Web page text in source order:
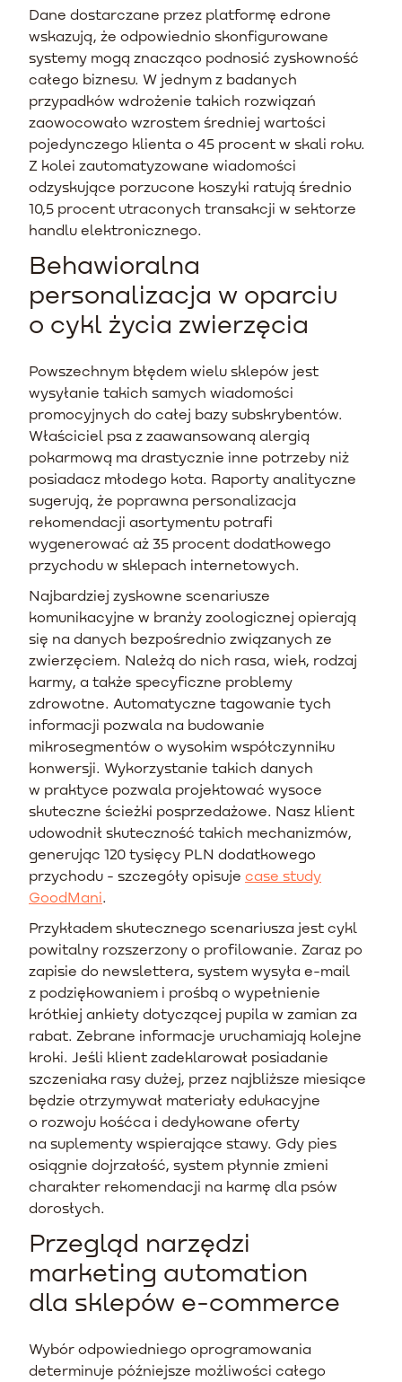
Dane dostarczane przez platformę edrone
wskazują, że odpowiednio skonfigurowane
systemy mogą znacząco podnosić zyskowność
całego biznesu. W jednym z badanych
przypadków wdrożenie takich rozwiązań
zaowocowało wzrostem średniej wartości
pojedynczego klienta o 45 procent w skali roku.
Z kolei zautomatyzowane wiadomości
odzyskujące porzucone koszyki ratują średnio
10,5 procent utraconych transakcji w sektorze
handlu elektronicznego.
Behawioralna
personalizacja w oparciu
o cykl życia zwierzęcia
Powszechnym błędem wielu sklepów jest
wysyłanie takich samych wiadomości
promocyjnych do całej bazy subskrybentów.
Właściciel psa z zaawansowaną alergią
pokarmową ma drastycznie inne potrzeby niż
posiadacz młodego kota. Raporty analityczne
sugerują, że poprawna personalizacja
rekomendacji asortymentu potrafi
wygenerować aż 35 procent dodatkowego
przychodu w sklepach internetowych.
Najbardziej zyskowne scenariusze
komunikacyjne w branży zoologicznej opierają
się na danych bezpośrednio związanych ze
zwierzęciem. Należą do nich rasa, wiek, rodzaj
karmy, a także specyficzne problemy
zdrowotne. Automatyczne tagowanie tych
informacji pozwala na budowanie
mikrosegmentów o wysokim współczynniku
konwersji. Wykorzystanie takich danych
w praktyce pozwala projektować wysoce
skuteczne ścieżki posprzedażowe. Nasz klient
udowodnił skuteczność takich mechanizmów,
generując 120 tysięcy PLN dodatkowego
przychodu - szczegóły opisuje case study
GoodMani.
Przykładem skutecznego scenariusza jest cykl
powitalny rozszerzony o profilowanie. Zaraz po
zapisie do newslettera, system wysyła e-mail
z podziękowaniem i prośbą o wypełnienie
krótkiej ankiety dotyczącej pupila w zamian za
rabat. Zebrane informacje uruchamiają kolejne
kroki. Jeśli klient zadeklarował posiadanie
szczeniaka rasy dużej, przez najbliższe miesiące
będzie otrzymywał materiały edukacyjne
o rozwoju kośćca i dedykowane oferty
na suplementy wspierające stawy. Gdy pies
osiągnie dojrzałość, system płynnie zmieni
charakter rekomendacji na karmę dla psów
dorosłych.
Przegląd narzędzi
marketing automation
dla sklepów e-commerce
Wybór odpowiedniego oprogramowania
determinuje późniejsze możliwości całego